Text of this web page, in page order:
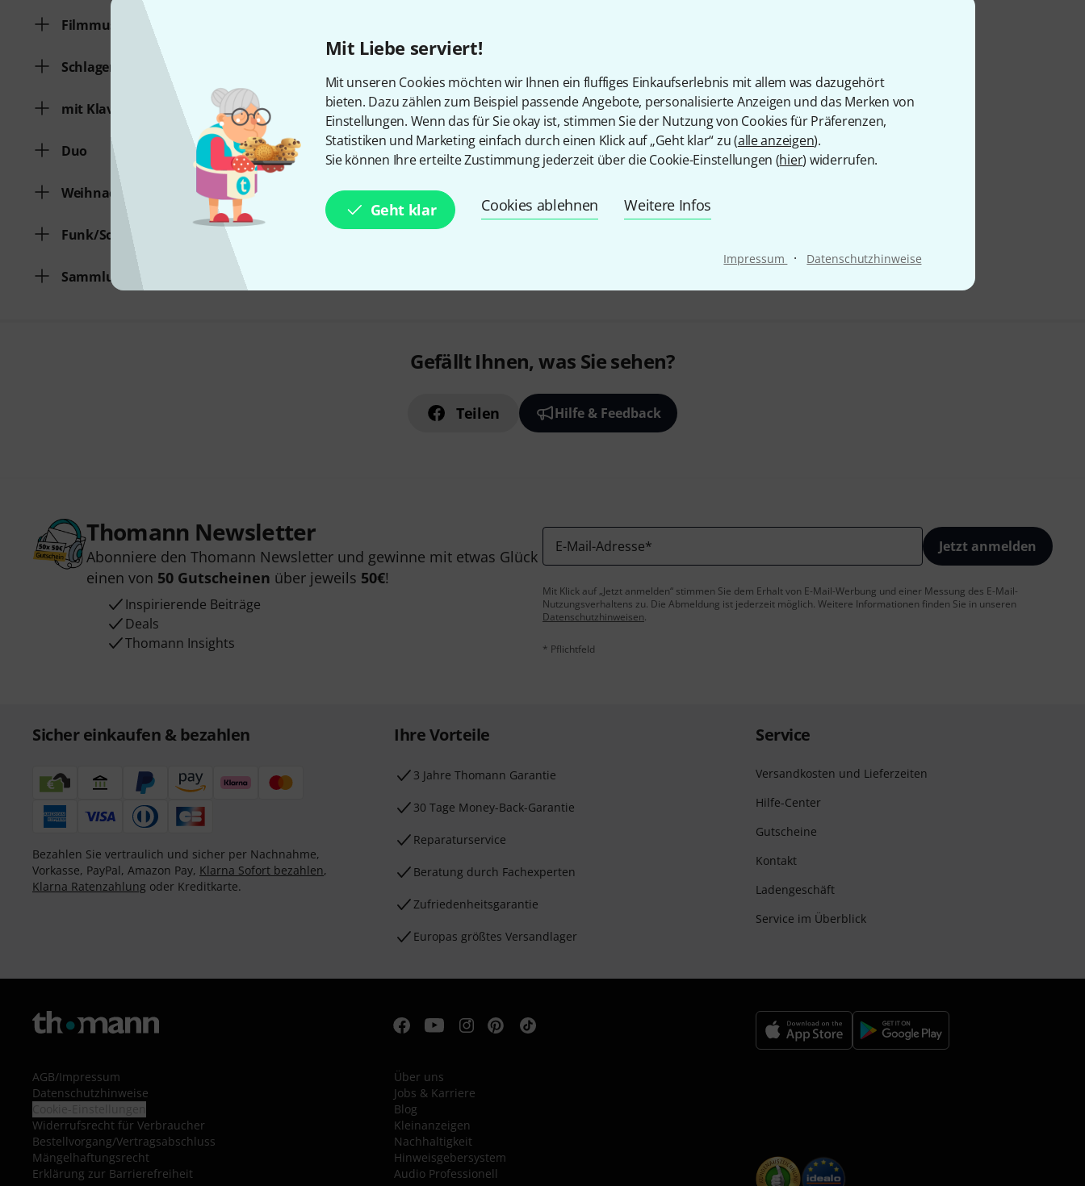
Mit Liebe serviert!
Mit unseren Cookies möchten wir Ihnen ein fluffiges Einkaufserlebnis mit allem was dazugehört
bieten. Dazu zählen zum Beispiel passende Angebote, personalisierte Anzeigen und das Merken von
Einstellungen. Wenn das für Sie okay ist, stimmen Sie der Nutzung von Cookies für Präferenzen,
Statistiken und Marketing einfach durch einen Klick auf „Geht klar“ zu (alle anzeigen).
Sie können Ihre erteilte Zustimmung jederzeit über die Cookie-Einstellungen (hier) widerrufen.
Geht klar Cookies ablehnen Weitere Infos
Impressum · Datenschutzhinweise
Filmmusik/Musical
Schlager/Volksmusik
mit Klavierbegleitung
Duo
Weihnachtslieder
Funk/Soul
Sammlung verschiedener Genres
Gefällt Ihnen, was Sie sehen?
Teilen Hilfe & Feedback
Thomann Newsletter
Abonniere den Thomann Newsletter und gewinne mit etwas Glück
einen von 50 Gutscheinen über jeweils 50€!
Inspirierende Beiträge
Deals
Thomann Insights
E-Mail-Adresse* Jetzt anmelden
Mit Klick auf „Jetzt anmelden“ stimmen Sie dem Erhalt von E-Mail-Werbung und einer Messung des E-Mail-
Nutzungsverhaltens zu. Die Abmeldung ist jederzeit möglich. Weitere Informationen finden Sie in unseren
Datenschutzhinweisen.
* Pflichtfeld
Sicher einkaufen & bezahlen
Bezahlen Sie vertraulich und sicher per Nachnahme,
Vorkasse, PayPal, Amazon Pay, Klarna Sofort bezahlen,
Klarna Ratenzahlung oder Kreditkarte.
Ihre Vorteile
3 Jahre Thomann Garantie
30 Tage Money-Back-Garantie
Reparaturservice
Beratung durch Fachexperten
Zufriedenheitsgarantie
Europas größtes Versandlager
Service
Versandkosten und Lieferzeiten
Hilfe-Center
Gutscheine
Kontakt
Ladengeschäft
Service im Überblick
AGB/Impressum
Datenschutzhinweise
Widerrufsrecht für Verbraucher
Bestellvorgang/Vertragsabschluss
Mängelhaftungsrecht
Erklärung zur Barrierefreiheit
Über uns
Jobs & Karriere
Blog
Kleinanzeigen
Nachhaltigkeit
Hinweisgebersystem
Audio Professionell